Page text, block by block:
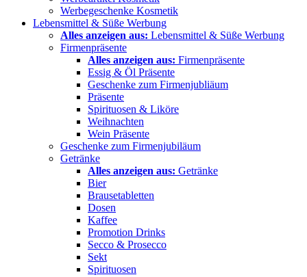
Werbegeschenke Kosmetik
Lebensmittel & Süße Werbung
Alles anzeigen aus: Lebensmittel & Süße Werbung
Firmenpräsente
Alles anzeigen aus: Firmenpräsente
Essig & Öl Präsente
Geschenke zum Firmenjubliäum
Präsente
Spirituosen & Liköre
Weihnachten
Wein Präsente
Geschenke zum Firmenjubiläum
Getränke
Alles anzeigen aus: Getränke
Bier
Brausetabletten
Dosen
Kaffee
Promotion Drinks
Secco & Prosecco
Sekt
Spirituosen